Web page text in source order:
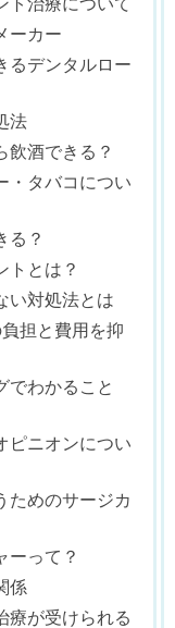
ト治療について
ーカー
るデンタルロー
法
飲酒できる？
・タバコについ
る？
トとは？
い対処法とは
担と費用を抑
でわかること
ピニオンについ
ためのサージカ
ーって？
係
療が受けられる